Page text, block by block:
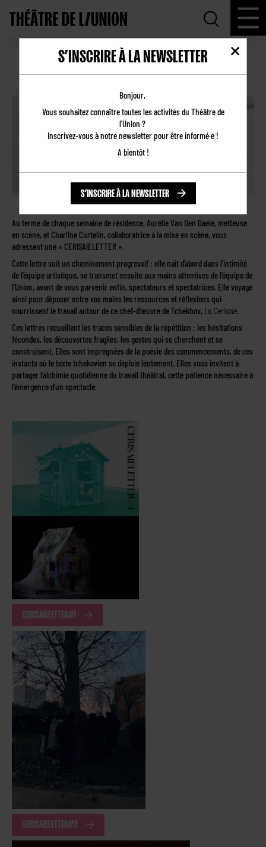
CERISAIELETTER
Au terme de chaque semaine de résidence, Aurélie Van Den Daele, metteuse
en scène, et Charline Curtelin, collaboratrice à la mise en scène, vous
adressent une « CERISAIELETTER ».
Cette lettre suit un cheminement progressif : elle naît d’abord dans l’intimité
de l’équipe artistique, se transmet ensuite aux mains attentives de l’équipe de
l’Union, avant de vous parvenir enfin, spectateurs et spectatrices. Elle voyage
ainsi pour déposer entre vos mains les ressources et réflexions qui
nourrissent le travail autour de ce chef-d’œuvre de Tchekhov, La Cerisaie
Ces lettres recueillent les traces sensibles de la répétition : les hésitations
fécondes, les découvertes fragiles, les gestes qui se cherchent et se
construisent. Elles sont imprégnées de la poésie des commencements, de ces
instants où le texte tchekovien se déploie lentement. Elles vous invitent à
partager l’alchimie quotidienne du travail théâtral, cette patience nécessaire à
l’émergence d’un spectacle.
CERISAIELETTER#1
CERISAIELETTER#3
S’INSCRIRE À LA NEWSLETTER
Bonjour,
Vous souhaitez connaître toutes les activités du Théâtre de
l'Union ?
Inscrivez-vous à notre newsletter pour être informé·e !
A bientôt !
S’INSCRIRE À LA NEWSLETTER